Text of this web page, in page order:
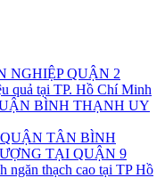
NGHIỆP QUẬN 2
quả tại TP. Hồ Chí Minh
BÌNH THẠNH UY
TÂN BÌNH
TẠI QUẬN 9
ngăn thạch cao tại TP Hồ